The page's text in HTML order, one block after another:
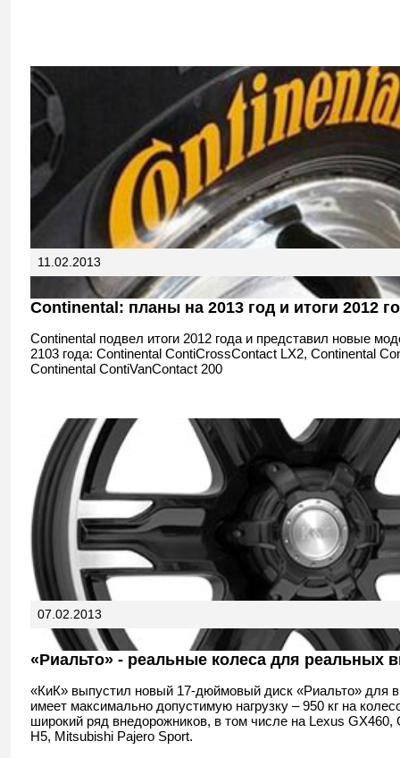
11.02.2013
Continental: планы на 2013 год и итоги 2012
Continental подвел итоги 2012 года и представил новые
2103 года: Continental ContiCrossContact LX2, Continental
Continental ContiVanContact 200
07.02.2013
«Риальто» - реальные колеса для реальных
«КиК» выпустил новый 17-дюймовый диск «Риальто» для
имеет максимально допустимую нагрузку – 950 кг на
широкий ряд внедорожников, в том числе на Lexus GX460,
H5, Mitsubishi Pajero Sport.